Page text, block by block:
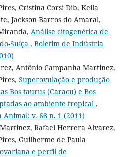
Cristina Corsi Dib, Keila
Jackson Barros do Amaral,
Análise citogenética de
Suíça , Boletim de Indústria
Antônio Campanha Martinez,
Superovulação e produção
Bos taurus (Caracu) e Bos
ao ambiente tropical ,
v. 68 n. 1 (2011)
Rafael Herrera Alvarez,
Guilherme de Paula
e perfil de